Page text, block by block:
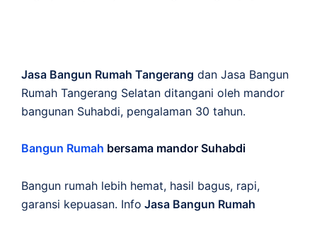
Jasa Bangun Rumah Tangerang dan Jasa Bangun
Rumah Tangerang Selatan ditangani oleh mandor
bangunan Suhabdi, pengalaman 30 tahun.
Bangun Rumah bersama mandor Suhabdi
Bangun rumah lebih hemat, hasil bagus, rapi,
garansi kepuasan. Info Jasa Bangun Rumah